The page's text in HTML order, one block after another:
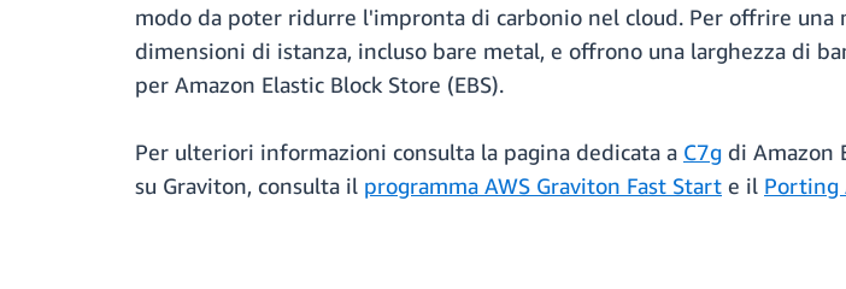
modo da poter ridurre l'impronta di carbonio nel cloud. Per offrire
dimensioni di istanza, incluso bare metal, e offrono una larghezza di
per Amazon Elastic Block Store (EBS).
Per ulteriori informazioni consulta la pagina dedicata a C7g di Amazon
su Graviton, consulta il programma AWS Graviton Fast Start e il Porting